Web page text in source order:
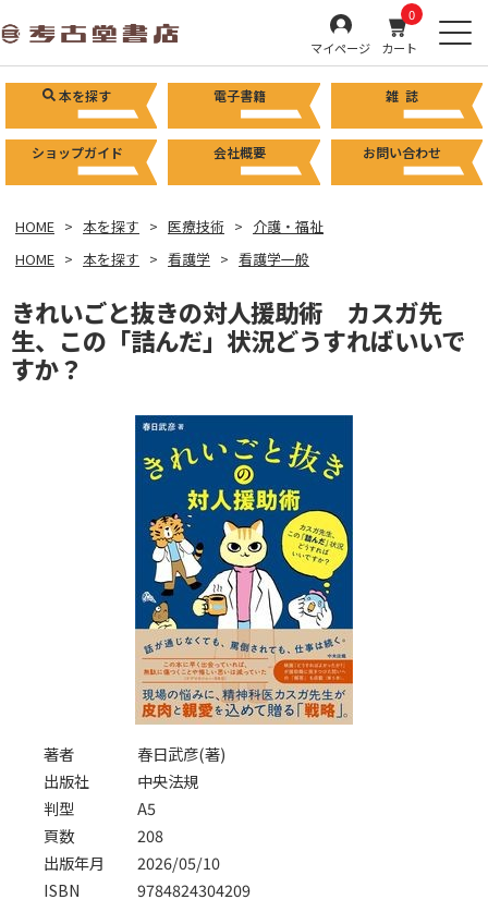
マイページ カート
0
本を探す 電子書籍 雑 誌
ショップガイド 会社概要 お問い合わせ
HOME 本を探す 医療技術
介護・福祉
HOME
本を探す 看護学 看護学一般
きれいごと抜きの対人援助術 カスガ先
生、この「詰んだ」状況どうすればいいで
すか？
著者
春日武彦(著)
出版社
中央法規
判型
A5
頁数
208
出版年月
2026/05/10
ISBN
9784824304209